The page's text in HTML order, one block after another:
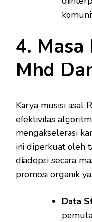
4.
Mhd
Karya musisi asal
efektivitas
mengakselerasi
ini diperkuat oleh
diadopsi secara
promosi organik
Data